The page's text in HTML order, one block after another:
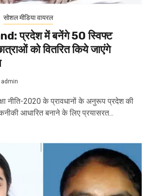
सोशल मीडिया वायरल
प्रदेश में बनेंगे 50 स्विफ्ट
को वितरित किये जाएंगे
admin
नीति-2020 के प्रावधानों के अनुरूप प्रदेश की
आधारित बनाने के लिए प्रयासरत...